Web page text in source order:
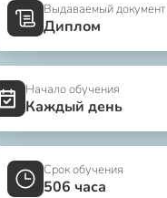
Выдаваемый документ
Диплом
Начало обучения
Каждый день
Срок обучения
506 часа